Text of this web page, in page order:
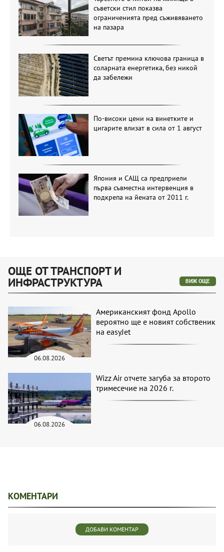
съветски стил показва
ограниченията пред съживяването
на пазара
Светът премина ключова граница в
соларната енергетика, без никой
да забележи
По-високи цени на винетките и
цигарите влизат в сила от 1 август
Япония и САЩ са предприели
първа съвместна интервенция в
подкрепа на йената от 2011 г.
ОЩЕ ОТ ТРАНСПОРТ И
ИНФРАСТРУКТУРА ВИЖ ОЩЕ
06.08.2026
Американският фонд Apollo
вероятно ще е новият собственик
на easyJet
06.08.2026
Wizz Air отчете загуба за второто
тримесечие на 2026 г.
КОМЕНТАРИ
ДОБАВИ КОМЕНТАР